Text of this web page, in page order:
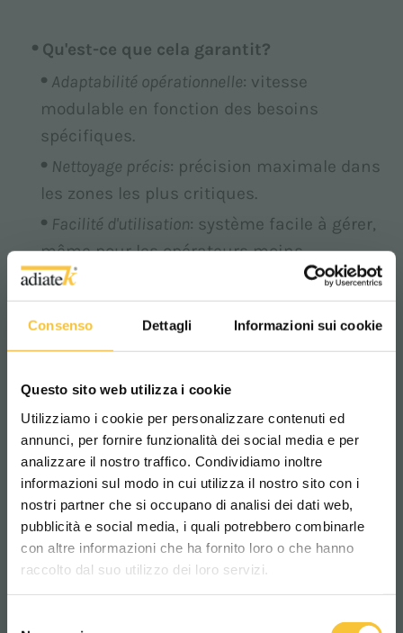
Consenso Dettagli Informazioni sui cookie
Questo sito web utilizza i cookie
Utilizziamo i cookie per personalizzare contenuti ed
annunci, per fornire funzionalità dei social media e per
analizzare il nostro traffico. Condividiamo inoltre
informazioni sul modo in cui utilizza il nostro sito con i
nostri partner che si occupano di analisi dei dati web,
pubblicità e social media, i quali potrebbero combinarle
con altre informazioni che ha fornito loro o che hanno
raccolto dal suo utilizzo dei loro servizi.
Qu'est-ce que cela garantit?
Adaptabilité opérationnelle: vitesse
modulable en fonction des besoins
spécifiques.
Nettoyage précis: précision maximale dans
les zones les plus critiques.
Facilité d'utilisation: système facile à gérer,
même pour les opérateurs moins
expérimentés.
Idéal pour les environnements complexes et
– AvecSpeed Select, la vitesse devient un
outil d'efficacité.
AUTOLAVEUSE
Scegli il paese in cui ti trovi e la tua
lingua per una migliore esperienza di
navigazione